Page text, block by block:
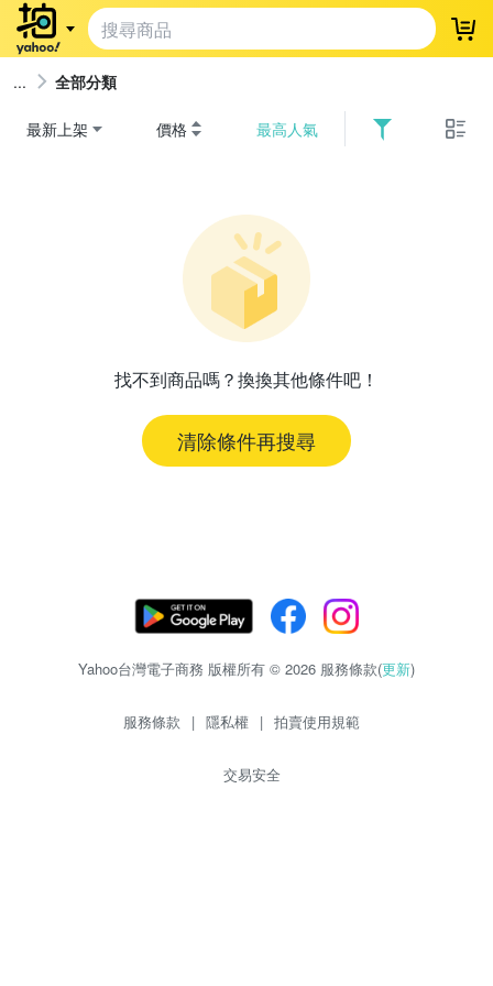
登
全部分類
最新上架 價格 最高人氣
找不到商品嗎？換換其他條件吧！
清除條件再搜尋
Yahoo台灣電子商務 版權所有 © 2026 服務條款(更新)
服務條款 | 隱私權 | 拍賣使用規範
交易安全